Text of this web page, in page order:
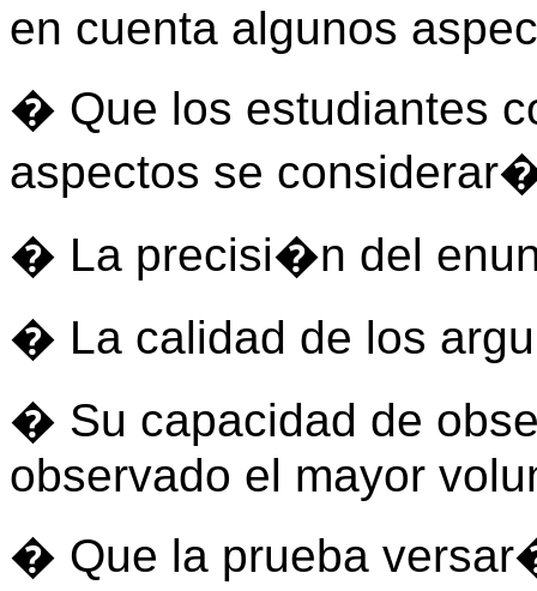
en cuenta algunos
� Que los estudiantes
aspectos se
� La precisi�n del
� La calidad de los
� Su capacidad de
observado el mayor
� Que la prueba